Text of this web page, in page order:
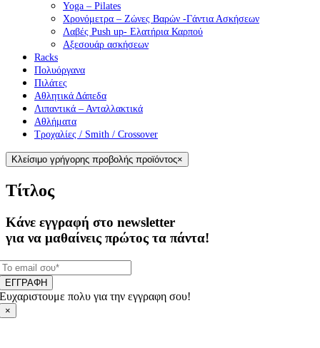
Yoga – Pilates
Χρονόμετρα – Ζώνες Βαρών -Γάντια Ασκήσεων
Λαβές Push up- Ελατήρια Καρπού
Αξεσουάρ ασκήσεων
Racks
Πολυόργανα
Πιλάτες
Αθλητικά Δάπεδα
Λιπαντικά – Ανταλλακτικά
Αθλήματα
Τροχαλίες / Smith / Crossover
Κλείσιμο γρήγορης προβολής προϊόντος×
Τίτλος
Κάνε εγγραφή στο newsletter
για να μαθαίνεις πρώτος τα πάντα!
ΕΓΓΡΑΦΗ
Ευχαριστουμε πολυ για την εγγραφη σου!
×